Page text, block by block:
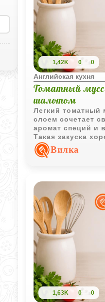
1,42K 0 0
Английская кухня
Томатный
шалотом
Легкий
слоем сочетает
аромат специй и
Такая закуска
стола и подачи с
Вилка
1,63K 0 0